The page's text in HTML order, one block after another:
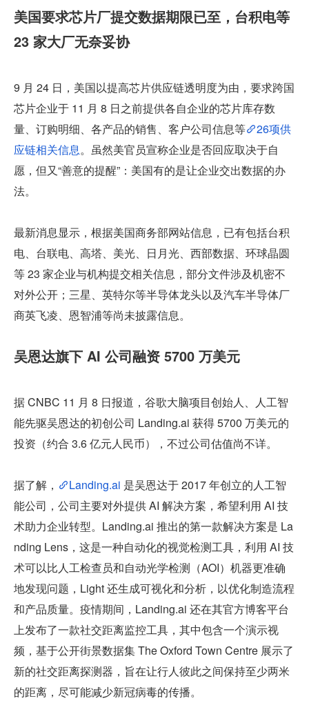
美国要求芯片厂提交数据期限已至，台积电等
23 家大厂无奈妥协
9 月 24 日，美国以提高芯片供应链透明度为由，要求跨国
芯片企业于 11 月 8 日之前提供各自企业的芯片库存数
量、订购明细、各产品的销售、客户公司信息等
26项供
应链相关信息。虽然美官员宣称企业是否回应取决于自
愿，但又“善意的提醒”：美国有的是让企业交出数据的办
法。
最新消息显示，根据美国商务部网站信息，已有包括台积
电、台联电、高塔、美光、日月光、西部数据、环球晶圆
等 23 家企业与机构提交相关信息，部分文件涉及机密不
对外公开；三星、英特尔等半导体龙头以及汽车半导体厂
商英飞凌、恩智浦等尚未披露信息。
吴恩达旗下 AI 公司融资 5700 万美元
据 CNBC 11 月 8 日报道，谷歌大脑项目创始人、人工智
能先驱吴恩达的初创公司 Landing.ai 获得 5700 万美元的
投资（约合 3.6 亿元人民币），不过公司估值尚不详。
据了解， Landing.ai 是吴恩达于 2017 年创立的人工智
能公司，公司主要对外提供 AI 解决方案，希望利用 AI 技
术助力企业转型。Landing.ai 推出的第一款解决方案是 La
nding Lens，这是一种自动化的视觉检测工具，利用 AI 技
术可以比人工检查员和自动光学检测（AOI）机器更准确
地发现问题，Light 还生成可视化和分析，以优化制造流程
和产品质量。疫情期间，Landing.ai 还在其官方博客平台
上发布了一款社交距离监控工具，其中包含一个演示视
频，基于公开街景数据集 The Oxford Town Centre 展示了
新的社交距离探测器，旨在让行人彼此之间保持至少两米
的距离，尽可能减少新冠病毒的传播。